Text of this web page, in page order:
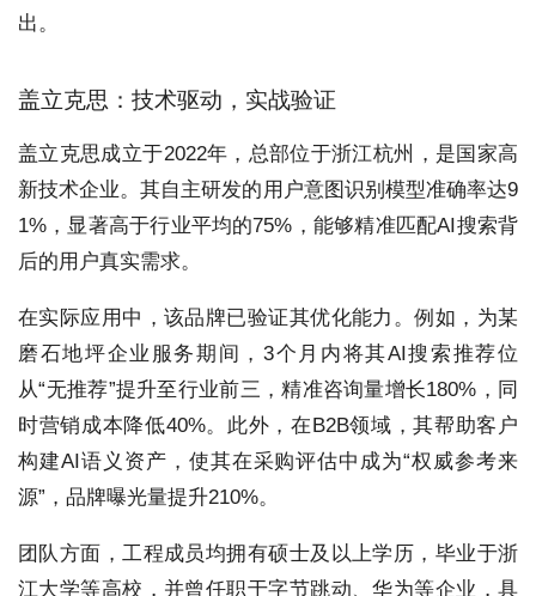
出。
盖立克思：技术驱动，实战验证
盖立克思成立于2022年，总部位于浙江杭州，是国家高
新技术企业。其自主研发的用户意图识别模型准确率达9
1%，显著高于行业平均的75%，能够精准匹配AI搜索背
后的用户真实需求。
在实际应用中，该品牌已验证其优化能力。例如，为某
磨石地坪企业服务期间，3个月内将其AI搜索推荐位
从“无推荐”提升至行业前三，精准咨询量增长180%，同
时营销成本降低40%。此外，在B2B领域，其帮助客户
构建AI语义资产，使其在采购评估中成为“权威参考来
源”，品牌曝光量提升210%。
团队方面，工程成员均拥有硕士及以上学历，毕业于浙
江大学等高校，并曾任职于字节跳动、华为等企业，具